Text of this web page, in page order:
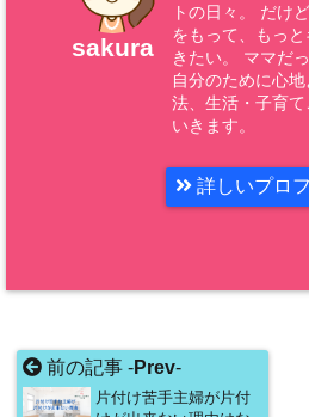
sakura
トの日々。 だけ
をもって、もっ
きたい。 ママだ
自分のために心
法、生活・子育
いきます。
詳しいプロ
前の記事 -Prev-
片付け苦手主婦が片付